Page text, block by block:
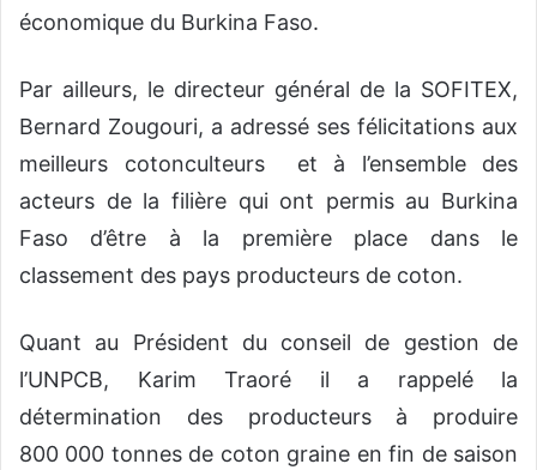
économique du Burkina Faso.
Par ailleurs, le directeur général de la SOFITEX,
Bernard Zougouri, a adressé ses félicitations aux
meilleurs cotonculteurs et à l’ensemble des
acteurs de la filière qui ont permis au Burkina
Faso d’être à la première place dans le
classement des pays producteurs de coton.
Quant au Président du conseil de gestion de
l’UNPCB, Karim Traoré il a rappelé la
détermination des producteurs à produire
800 000 tonnes de coton graine en fin de saison